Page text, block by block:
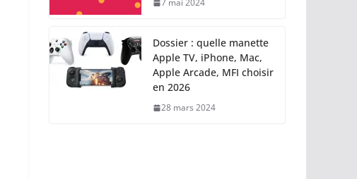
7 mai 2024
Dossier : quelle manette
Apple TV, iPhone, Mac,
Apple Arcade, MFI choisir
en 2026
28 mars 2024